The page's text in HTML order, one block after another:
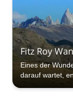
Fitz Roy
Eines der
darauf wartet,